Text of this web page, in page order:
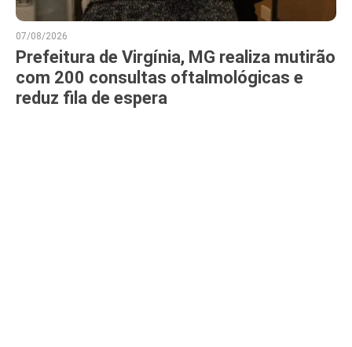
07/08/2026
Prefeitura de Virgínia, MG realiza mutirão
com 200 consultas oftalmológicas e
reduz fila de espera